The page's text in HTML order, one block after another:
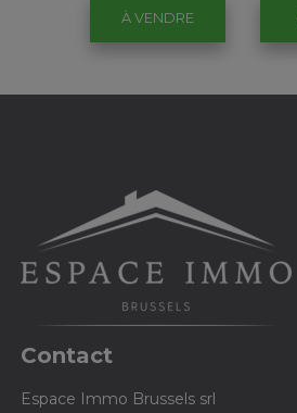
À VENDRE
Contact
Espace Immo Brussels srl